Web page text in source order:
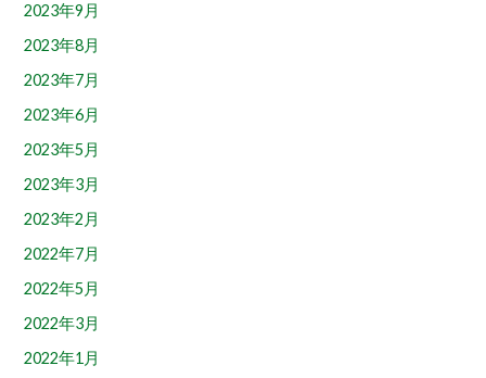
2023年9月
2023年8月
2023年7月
2023年6月
2023年5月
2023年3月
2023年2月
2022年7月
2022年5月
2022年3月
2022年1月